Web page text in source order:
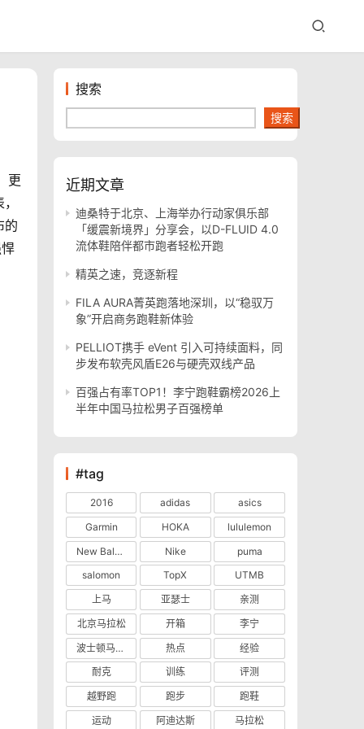
更
的
搜索
搜索
近期文章
迪桑特于北京、上海举办行动家俱乐部
「缓震新境界」分享会，以D-FLUID 4.0
流体鞋陪伴都市跑者轻松开跑
精英之速，竞逐新程
FILA AURA菁英跑落地深圳，以“稳驭万
象”开启商务跑鞋新体验
PELLIOT携手 eVent 引入可持续面料，同
步发布软壳风盾E26与硬壳双线产品
百强占有率TOP1！李宁跑鞋霸榜2026上
半年中国马拉松男子百强榜单
#tag
2016 adidas
asics
Garmin
HOKA
lululemon
New Balance
Nike
puma
salomon
TopX
UTMB
上马
亚瑟士
亲测
北京马拉松
开箱
李宁
波士顿马拉松
热点
经验
耐克
训练
评测
越野跑
跑步
跑鞋
运动
阿迪达斯 马拉松